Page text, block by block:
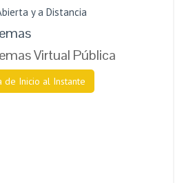
y a Distancia
Virtual Pública
de Inicio al Instante